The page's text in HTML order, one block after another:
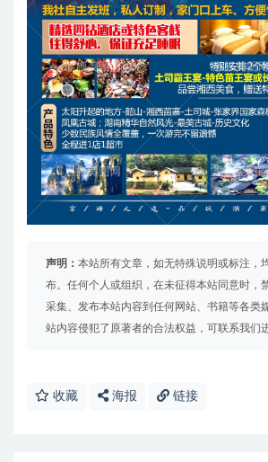
声明： 本站所有文章，如无特殊说明或标注，
布。任何个人或组织，在未征得本站同意时，
采集、发布本站内容到任何网站、书籍等各类
站内容侵犯了原著者的合法权益，可联系我们
收藏 海报 链接